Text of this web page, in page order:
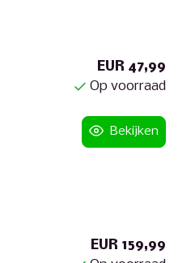
EUR 47,99
Op voorraad
Bekijken
EUR 159,99